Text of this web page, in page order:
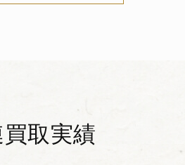
買取実績